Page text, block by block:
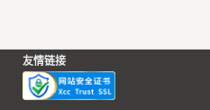
友情链接